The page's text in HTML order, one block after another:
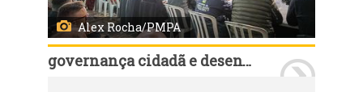
Alex Rocha/PMPA
governança cidadã e desenvolvimento rural